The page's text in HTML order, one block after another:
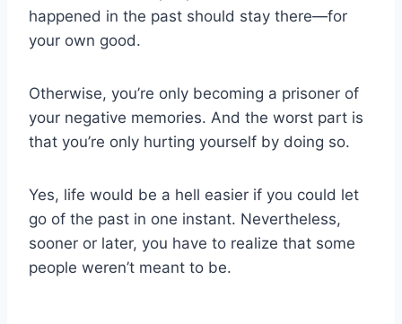
happened in the past should stay there—for
your own good.
Otherwise, you’re only becoming a prisoner of
your negative memories. And the worst part is
that you’re only hurting yourself by doing so.
Yes, life would be a hell easier if you could let
go of the past in one instant. Nevertheless,
sooner or later, you have to realize that some
people weren’t meant to be.